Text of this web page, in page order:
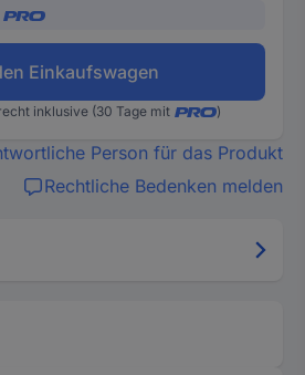
Einkaufswagen
inklusive (30 Tage mit )
Person für das Produkt
Rechtliche Bedenken melden